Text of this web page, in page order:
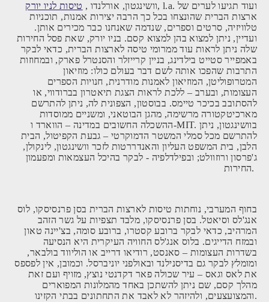
טיסות לניו יורק , וושינגטון, אורלנדו, l.a. ועוד תגיעו לערים של
ארצות הברית שהונצחו בכל כך הרבה יצירות אמנות, תוכניות
טלוויזיה, סרטים וספרים, שנדמה שאנחנו כבר מכירים אותן.
ועדיין, ניתן למצוא בהן למצוא קסם. בניו יורק, שאת פסל החירות
שלה ניתן לראות עוד ממרומי טיסה לארצות הברית, כדאי לבקר
באמפייר סטייט בילדינג, בניין קרייזלר והסנטרל פארק, ובמחוזות
התרבות שהפכו אותה לשם דבר בעולם כולו: מוזיאון
המטרופוליטן, המוזיאון לאמנות מודרנית, חנויות הספרים
העצומות, ובערב – ללכת לראות הצגת תיאטרון בברודווי, או
להסתובב בכיכר טיימס. בבוסטון, הצפונית לה, ניתן להתרשם
מארכיטקטורה מרשימה, מהגן הבוטאני, ומשניים ממוסדות
ההשכלה החשובים במדינה – הווארד ו-MIT. בוושינגטון, ניתן
להתרשם מכל סמלי המשטר הדמוקרטי – גבעת הקפיטול, הבית
הלבן, בית המשפט העליון והאנדררטות לזכר וושינגטון, לינקולן,
ג'פרסון ורוזוולט; ובפילדלפיה - לבקר בהיכל העצמאות ומפעמון
החירות.
בחוף המערבי, נוחתות טיסות לארצות הברית בסן פרנסיסקו, לוס
אנג'לס וסיאטל. בסן פרנסיסקו, מלבד תצפיות על גשר הזהב
המרהיב, כדאי לבקר ברובע קסטרו, ברובע סומה, בצ'יינה טאון
ובמזח הדייגים. בלוס אנג'לס החוויה העיקרית היא הנסיעה
בשדרות העצומות – סאנסט, רודיאו דרייב או הוליווד בולבאר,
ומומלץ לבקר גם בדיסנילנד ובאולפני יוניברסל. וכמובן, אין לפספס
את לאס וגאס – עיר שכולה פאר דקדנטי נוצץ, מזויף ועם זאת
מהלך קסם, שם ניתן להשתכן באחד מהמלונות המפוארים
והמצועצעים, ולהיזהר לא לאבד את התחתונים בבתי הקזינו.